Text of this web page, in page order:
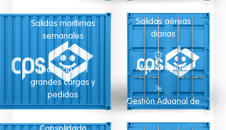
Salidas marítimas
semanales
Eficiencia con
grandes cargas y
pedidos
Salidas aéreas
diarias
Mayor rapidez
Gestión Aduanal de